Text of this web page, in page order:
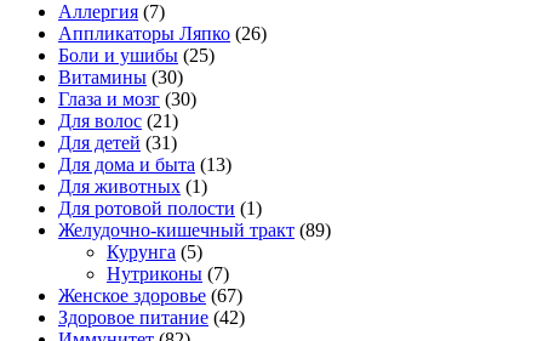
Аллергия (7)
Аппликаторы Ляпко (26)
Боли и ушибы (25)
Витамины (30)
Глаза и мозг (30)
Для волос (21)
Для детей (31)
Для дома и быта (13)
Для животных (1)
Для ротовой полости (1)
Желудочно-кишечный тракт (89)
Курунга (5)
Нутриконы (7)
Женское здоровье (67)
Здоровое питание (42)